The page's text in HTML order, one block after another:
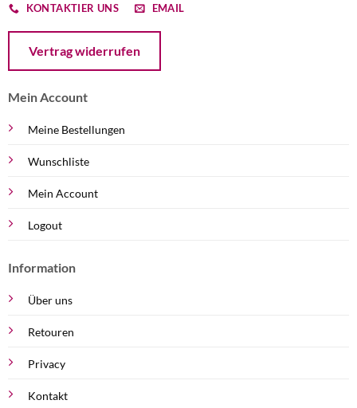
KONTAKTIER UNS EMAIL
Vertrag widerrufen
Mein Account
Meine Bestellungen
Wunschliste
Mein Account
Logout
Information
Über uns
Retouren
Privacy
Kontakt